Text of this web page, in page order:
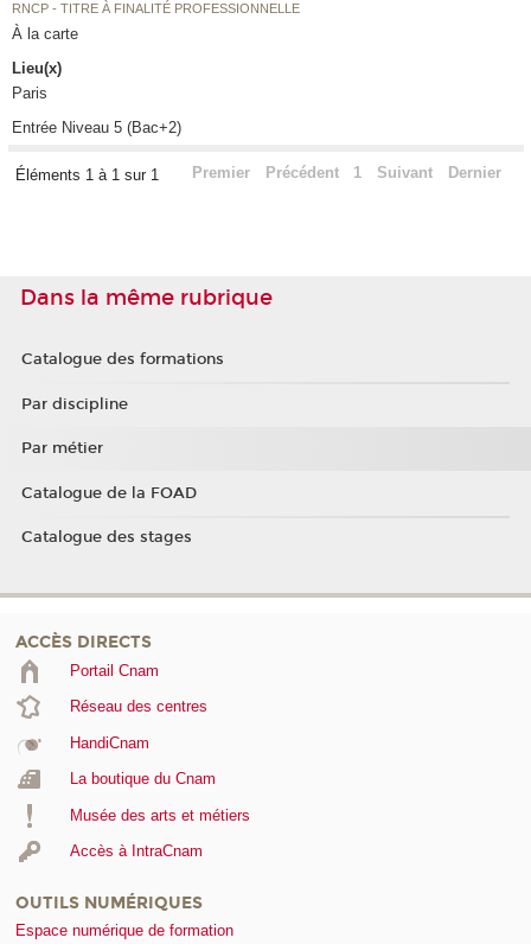
RNCP - TITRE À FINALITÉ PROFESSIONNELLE
À la carte
Lieu(x)
Paris
Entrée Niveau 5 (Bac+2)
Éléments 1 à 1 sur 1 Premier Précédent 1 Suivant Dernier
Dans la même rubrique
Catalogue des formations
Par discipline
Par métier
Catalogue de la FOAD
Catalogue des stages
ACCÈS DIRECTS
Portail Cnam
Réseau des centres
HandiCnam
La boutique du Cnam
Musée des arts et métiers
Accès à IntraCnam
OUTILS NUMÉRIQUES
Espace numérique de formation